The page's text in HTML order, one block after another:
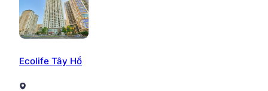
Chuỗi tiện ích dành cho văn phòng CT3 Nghĩa Đô
cùng lớn:
Tầng hầm để xe rộng rãi
Thang máy dành riêng cho khối văn phòng
Ecolife Tây Hồ